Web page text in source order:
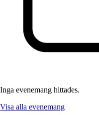
Inga evenemang hittades.
Visa alla evenemang